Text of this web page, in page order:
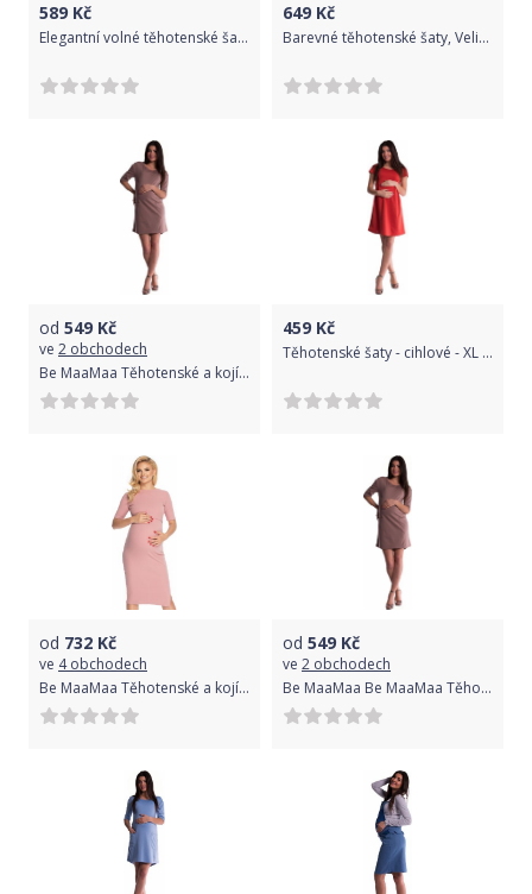
589 Kč
Elegantní volné těhotenské šaty dl. rukáv - hořčicová, Velikosti těh. moda S/M
649 Kč
Barevné těhotenské šaty, Velikosti těh. moda XXL (44)
od 549 Kč
ve 2 obchodech
Be MaaMaa Těhotenské a kojící šaty - béžové
459 Kč
Těhotenské šaty - cihlové - XL (42)
od 732 Kč
ve 4 obchodech
Be MaaMaa Těhotenské a kojící šaty kr. rukáv - pudrové, vel. L/XL
od 549 Kč
ve 2 obchodech
Be MaaMaa Be MaaMaa Těhotenské a kojící šaty - béžové